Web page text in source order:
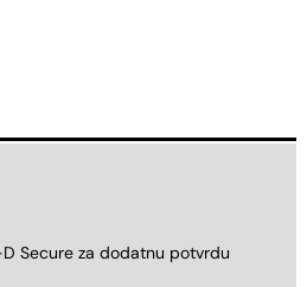
Secure za dodatnu potvrdu